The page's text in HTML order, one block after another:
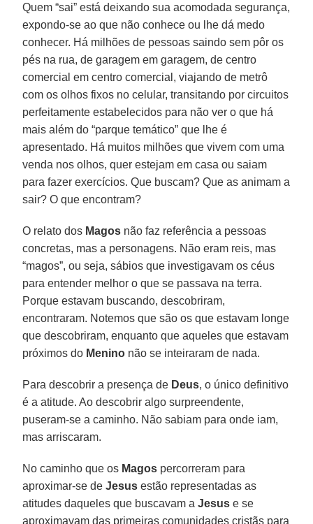
Quem “sai” está deixando sua acomodada segurança,
expondo-se ao que não conhece ou lhe dá medo
conhecer. Há milhões de pessoas saindo sem pôr os
pés na rua, de garagem em garagem, de centro
comercial em centro comercial, viajando de metrô
com os olhos fixos no celular, transitando por circuitos
perfeitamente estabelecidos para não ver o que há
mais além do “parque temático” que lhe é
apresentado. Há muitos milhões que vivem com uma
venda nos olhos, quer estejam em casa ou saiam
para fazer exercícios. Que buscam? Que as animam a
sair? O que encontram?
O relato dos Magos não faz referência a pessoas
concretas, mas a personagens. Não eram reis, mas
“magos”, ou seja, sábios que investigavam os céus
para entender melhor o que se passava na terra.
Porque estavam buscando, descobriram,
encontraram. Notemos que são os que estavam longe
que descobriram, enquanto que aqueles que estavam
próximos do Menino não se inteiraram de nada.
Para descobrir a presença de Deus, o único definitivo
é a atitude. Ao descobrir algo surpreendente,
puseram-se a caminho. Não sabiam para onde iam,
mas arriscaram.
No caminho que os Magos percorreram para
aproximar-se deJesus estão representadas as
atitudes daqueles que buscavam a Jesus e se
aproximavam das primeiras comunidades cristãs para